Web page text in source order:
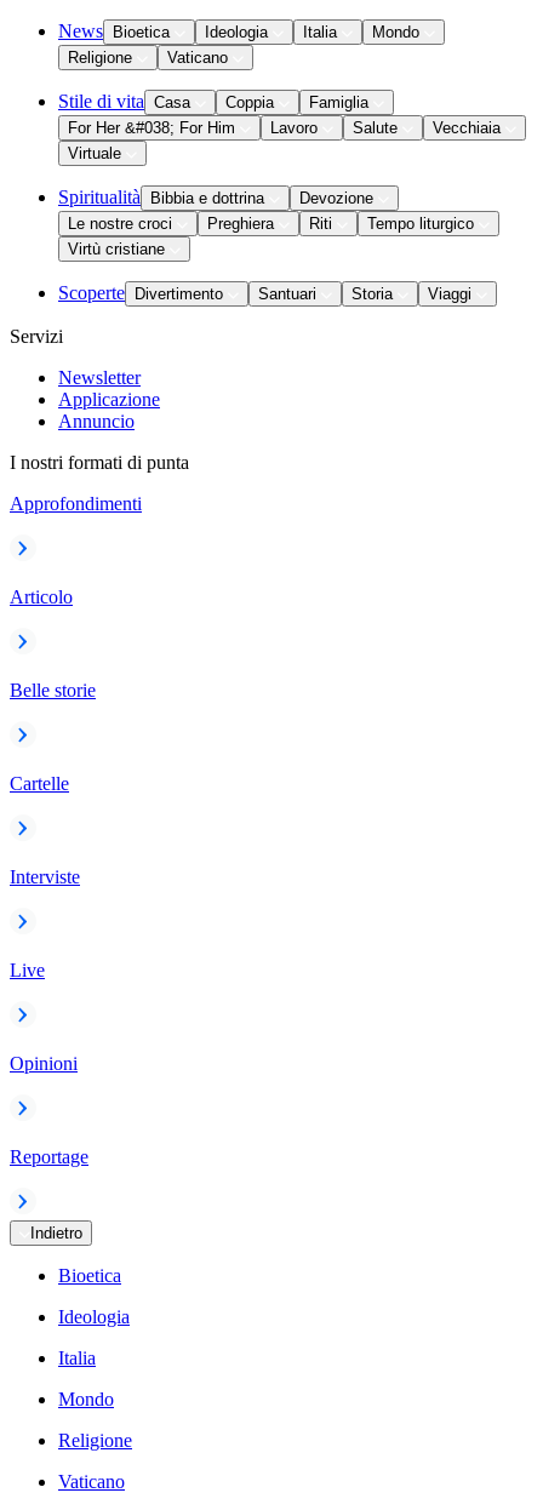
News Bioetica Ideologia Italia
Mondo
Religione
Vaticano
Stile di vita Casa Coppia
Famiglia
For Her &#038; For Him
Lavoro Salute
Vecchiaia
Virtuale
Spiritualità Bibbia e dottrina
Devozione
Le nostre croci
Preghiera Riti
Tempo liturgico
Virtù cristiane
Scoperte Divertimento Santuari Storia Viaggi
Servizi
Newsletter
Applicazione
Annuncio
I nostri formati di punta
Approfondimenti
Articolo
Belle storie
Cartelle
Interviste
Live
Opinioni
Reportage
Indietro
Bioetica
Ideologia
Italia
Mondo
Religione
Vaticano